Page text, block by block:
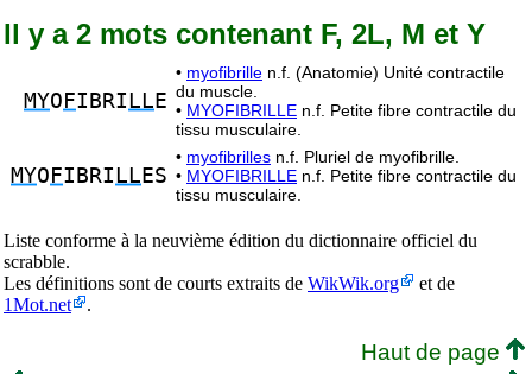
Il y a 2 mots contenant F, 2L, M et Y
MYO FIBRI LL E
• myofibrille n.f. (Anatomie) Unité contractile
du muscle.
• MYOFIBRILLE n.f. Petite fibre contractile du
tissu musculaire.
MYO FIBRI LL ES
• myofibrilles n.f. Pluriel de myofibrille.
• MYOFIBRILLE n.f. Petite fibre contractile du
tissu musculaire.
Liste conforme à la neuvième édition du dictionnaire officiel du
scrabble.
Les définitions sont de courts extraits de WikWik.org
et de
1Mot.net
.
Haut de page